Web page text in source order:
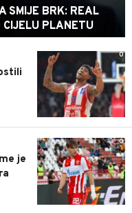
SMIJE BRK: REAL
CIJELU PLANETU
0
0
je